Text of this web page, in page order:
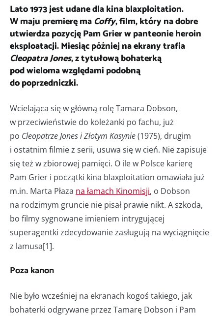
Lato 1973 jest udane dla kina blaxploitation.
W maju premierę maCoffy, film, który na dobre
utwierdza pozycję Pam Grier w panteonie heroin
eksploatacji. Miesiąc później na ekrany trafia
Cleopatra Jones, z tytułową bohaterką
pod wieloma względami podobną
do poprzedniczki.
Wcielająca się w główną rolę Tamara Dobson,
w przeciwieństwie do koleżanki po fachu, już
po Cleopatrze Jones i Złotym Kasynie(1975), drugim
i ostatnim filmie z serii, usuwa się w cień. Nie zapisuje
się też w zbiorowej pamięci. O ile w Polsce karierę
Pam Grier i początki kina blaxploitation omawiała już
m.in. Marta Płaza na łamach Kinomisji, o Dobson
na rodzimym gruncie nie pisał prawie nikt. A szkoda,
bo filmy sygnowane imieniem intrygującej
superagentki zdecydowanie zasługują na wyciągnięcie
z lamusa[1].
Poza kanon
Nie było wcześniej na ekranach kogoś takiego, jak
bohaterki odgrywane przez Tamarę Dobson i Pam